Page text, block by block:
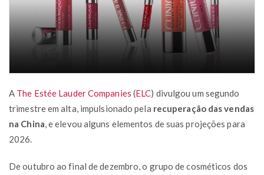
A The Estée Lauder Companies (ELC) divulgou um segundo
trimestre em alta, impulsionado pela recuperação das vendas
na China , e elevou alguns elementos de suas projeções para
2026.
De outubro ao final de dezembro, o grupo de cosméticos dos